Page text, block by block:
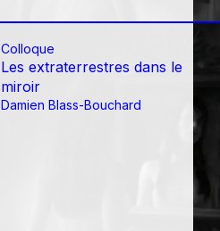
Colloque
Les extraterrestres dans le
miroir
Damien Blass-Bouchard